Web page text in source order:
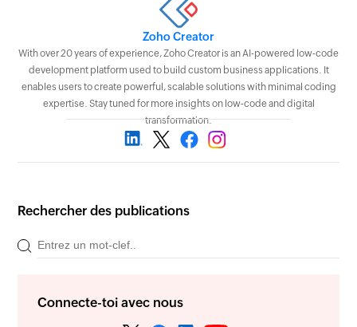
Zoho Creator
With over 20 years of experience, Zoho Creator is an AI-powered low-code
development platform used to build custom business applications. It
enables users to create powerful, scalable solutions with minimal coding
expertise. Stay tuned for more insights on low-code and digital
transformation.
Rechercher des publications
Connecte-toi avec nous